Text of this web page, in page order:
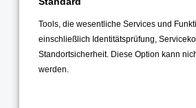
November 2022
Oktober 2022
September 2022
August 2022
Tools, die wesentliche Services und
einschließlich Identitätsprüfung,
Standortsicherheit. Diese Option kann
werden.